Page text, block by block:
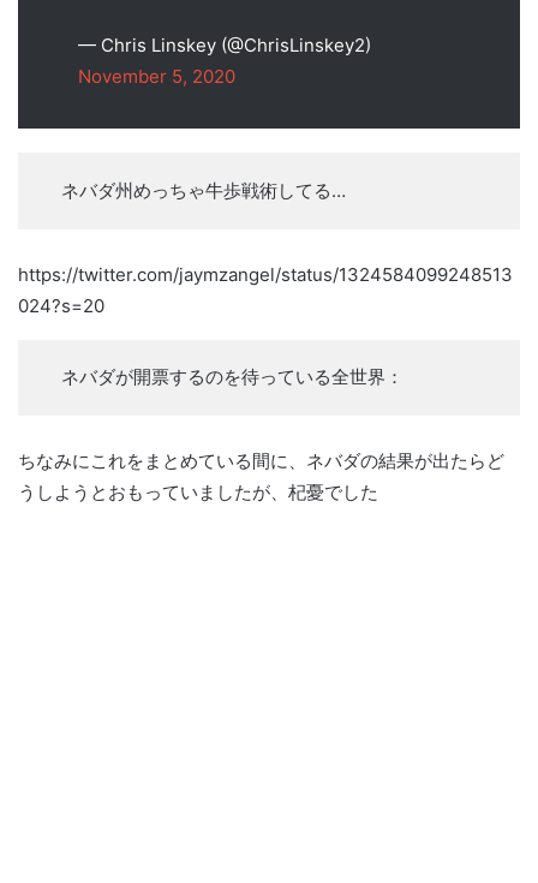
— Chris Linskey (@ChrisLinskey2)
November 5, 2020
ネバダ州めっちゃ牛歩戦術してる…
https://twitter.com/jaymzangel/status/1324584099248513
024?s=20
ネバダが開票するのを待っている全世界：
ちなみにこれをまとめている間に、ネバダの結果が出たらど
うしようとおもっていましたが、杞憂でした